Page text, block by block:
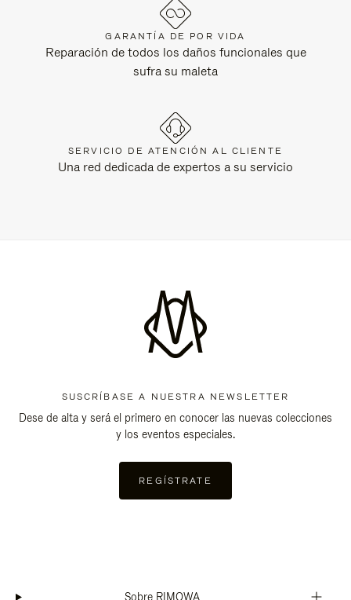
GARANTÍA DE POR VIDA
Reparación de todos los daños funcionales que
sufra su maleta
SERVICIO DE ATENCIÓN AL CLIENTE
Una red dedicada de expertos a su servicio
SUSCRÍBASE A NUESTRA NEWSLETTER
Dese de alta y será el primero en conocer las nuevas colecciones
y los eventos especiales.
REGÍSTRATE